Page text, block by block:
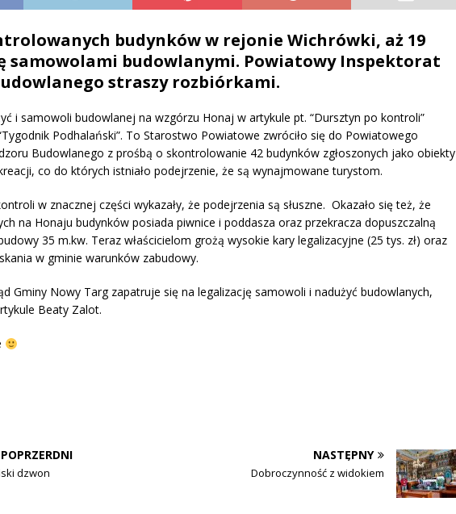
budynków w rejonie Wichrówki, aż 19
samowolami budowlanymi. Powiatowy Inspektorat
straszy rozbiórkami.
i samowoli budowlanej na wzgórzu Honaj w artykule pt. “Dursztyn po kontroli”
Podhalański”. To Starostwo Powiatowe zwróciło się do Powiatowego
Budowlanego z prośbą o skontrolowanie 42 budynków zgłoszonych jako obiekty
co do których istniało podejrzenie, że są wynajmowane turystom.
w znacznej części wykazały, że podejrzenia są słuszne. Okazało się też, że
na Honaju budynków posiada piwnice i poddasza oraz przekracza dopuszczalną
35 m.kw. Teraz właścicielom grożą wysokie kary legalizacyjne (25 tys. zł) oraz
w gminie warunków zabudowy.
Gminy Nowy Targ zapatruje się na legalizację samowoli i nadużyć budowlanych,
Beaty Zalot.
POPRZERDNI
dzwon
NASTĘPNY
Dobroczynność z widokiem